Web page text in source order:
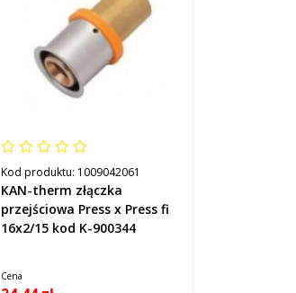
Kod produktu: 1009042061
KAN-therm złączka
przejściowa Press x Press fi
16x2/15 kod K-900344
Cena